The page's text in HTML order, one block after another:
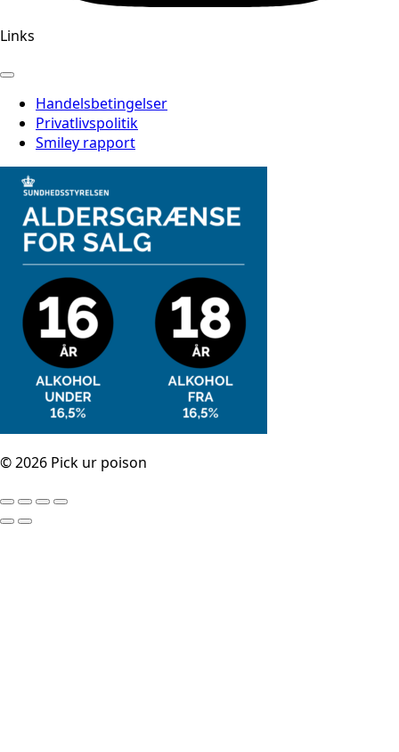
Links
Handelsbetingelser
Privatlivspolitik
Smiley rapport
© 2026 Pick ur poison